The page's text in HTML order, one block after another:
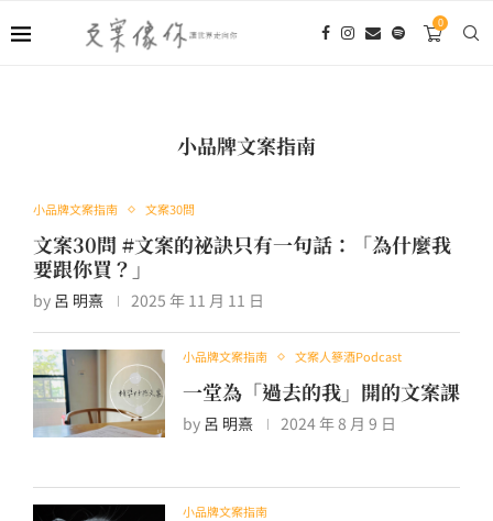
0
小品牌文案指南
小品牌文案指南 文案30問
文案30問 #文案的祕訣只有一句話：「為什麼我
要跟你買？」
by 呂 明熹 2025 年 11 月 11 日
小品牌文案指南 文案人篸酒Podcast
一堂為「過去的我」開的文案課
by 呂 明熹 2024 年 8 月 9 日
小品牌文案指南